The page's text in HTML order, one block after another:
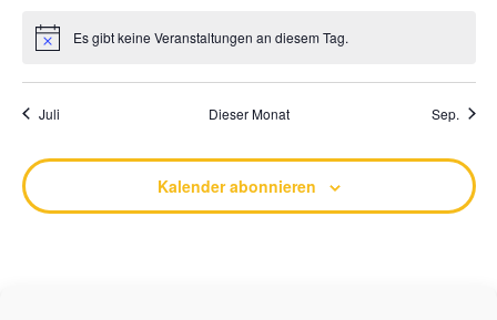
Es gibt keine Veranstaltungen an diesem Tag.
Juli Dieser Monat Sep.
Kalender abonnieren